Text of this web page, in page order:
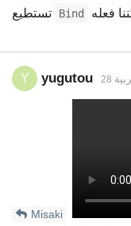
Bind
Y yugutou
Misaki